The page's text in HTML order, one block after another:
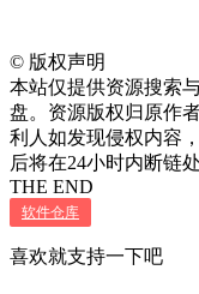
© 版权声明
本站仅提供资源搜索
盘。资源版权归原作
利人如发现侵权内容
后将在24小时内断链处
THE END
软件仓库
喜欢就支持一下吧